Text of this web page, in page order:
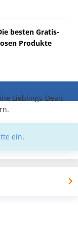
besten Gratis-
Produkte
Lieblings-Deals
ein.